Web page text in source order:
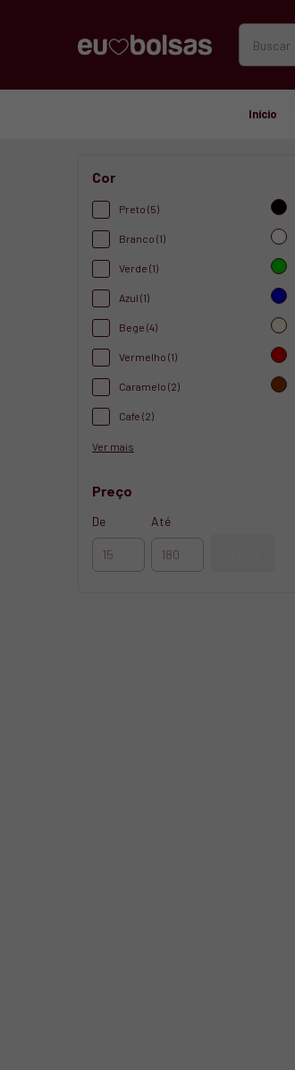
Início
Cor
Preto (5)
Branco (1)
Verde (1)
Azul (1)
Bege (4)
Vermelho (1)
Caramelo (2)
Cafe (2)
Ver mais
Preço
De Até